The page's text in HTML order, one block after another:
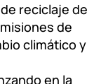
reciclaje de
de
climático y
en la